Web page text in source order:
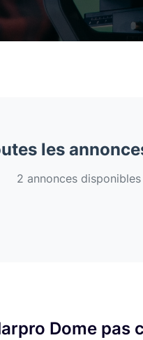
les
2 annonces
Dome pas